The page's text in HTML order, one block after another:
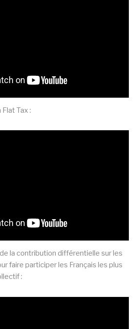
Flat Tax :
la contribution différentielle sur les
faire participer les Français les plus
: